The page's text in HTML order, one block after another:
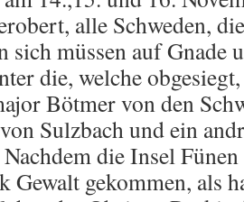
alle Schweden,
sich müssen auf Gnade
die, welche
Bötmer von den
Sulzbach und ein
die Insel
Gewalt gekommen, als